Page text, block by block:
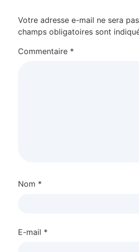
Votre adresse e-mail ne sera
champs obligatoires sont
Commentaire *
Nom *
E-mail *